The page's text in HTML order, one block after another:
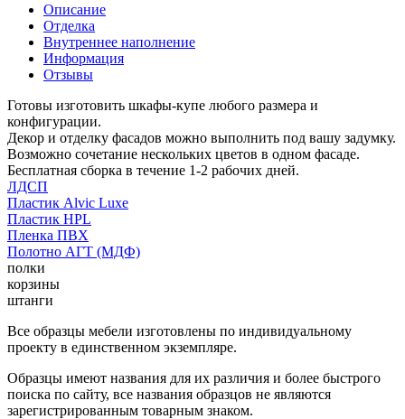
Описание
Отделка
Внутреннее наполнение
Информация
Отзывы
Готовы изготовить шкафы-купе любого размера и
конфигурации.
Декор и отделку фасадов можно выполнить под вашу задумку.
Возможно сочетание нескольких цветов в одном фасаде.
Бесплатная сборка в течение 1-2 рабочих дней.
ЛДСП
Пластик Alvic Luxe
Пластик HPL
Пленка ПВХ
Полотно АГТ (МДФ)
полки
корзины
штанги
Все образцы мебели изготовлены по индивидуальному
проекту в единственном экземпляре.
Образцы имеют названия для их различия и более быстрого
поиска по сайту, все названия образцов не являются
зарегистрированным товарным знаком.